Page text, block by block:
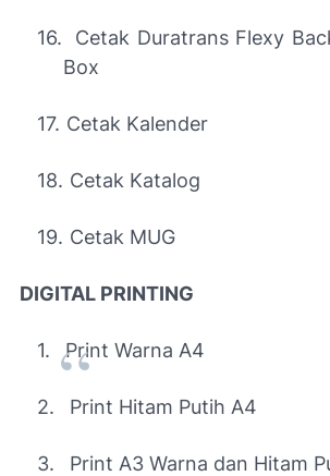
16.
Cetak Duratrans Flexy
Box
17. Cetak Kalender
18. Cetak Katalog
19. Cetak MUG
DIGITAL PRINTING
1. Print Warna A4
2. Print Hitam Putih A4
3. Print A3 Warna dan Hitam